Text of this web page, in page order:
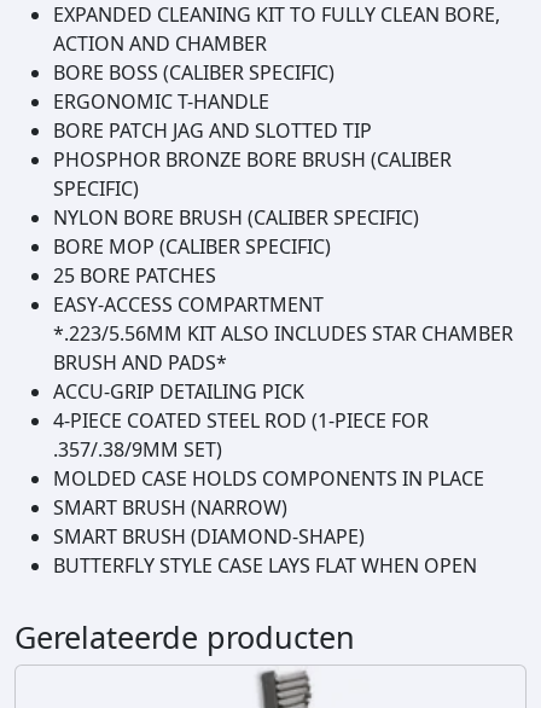
EXPANDED CLEANING KIT TO FULLY CLEAN BORE,
ACTION AND CHAMBER
BORE BOSS (CALIBER SPECIFIC)
ERGONOMIC T-HANDLE
BORE PATCH JAG AND SLOTTED TIP
PHOSPHOR BRONZE BORE BRUSH (CALIBER
SPECIFIC)
NYLON BORE BRUSH (CALIBER SPECIFIC)
BORE MOP (CALIBER SPECIFIC)
25 BORE PATCHES
EASY-ACCESS COMPARTMENT
*.223/5.56MM KIT ALSO INCLUDES STAR CHAMBER
BRUSH AND PADS*
ACCU-GRIP DETAILING PICK
4-PIECE COATED STEEL ROD (1-PIECE FOR
.357/.38/9MM SET)
MOLDED CASE HOLDS COMPONENTS IN PLACE
SMART BRUSH (NARROW)
SMART BRUSH (DIAMOND-SHAPE)
BUTTERFLY STYLE CASE LAYS FLAT WHEN OPEN
Gerelateerde producten